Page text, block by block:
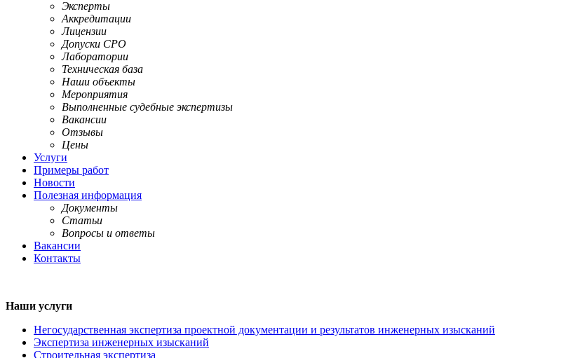
Эксперты
Аккредитации
Лицензии
Допуски СРО
Лаборатории
Техническая база
Наши объекты
Мероприятия
Выполненные судебные экспертизы
Вакансии
Отзывы
Цены
Услуги
Примеры работ
Новости
Полезная информация
Документы
Статьи
Вопросы и ответы
Вакансии
Контакты
Наши услуги
Негосударственная экспертиза проектной документации и результатов инженерных изысканий
Экспертиза инженерных изысканий
Строительная экспертиза